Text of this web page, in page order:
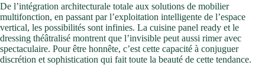
De l’intégration architecturale totale aux solutions de mobilier
multifonction, en passant par l’exploitation intelligente de l’espace
vertical, les possibilités sont infinies. La cuisine panel ready et le
dressing théâtralisé montrent que l’invisible peut aussi rimer avec
spectaculaire. Pour être honnête, c’est cette capacité à conjuguer
discrétion et sophistication qui fait toute la beauté de cette tendance.